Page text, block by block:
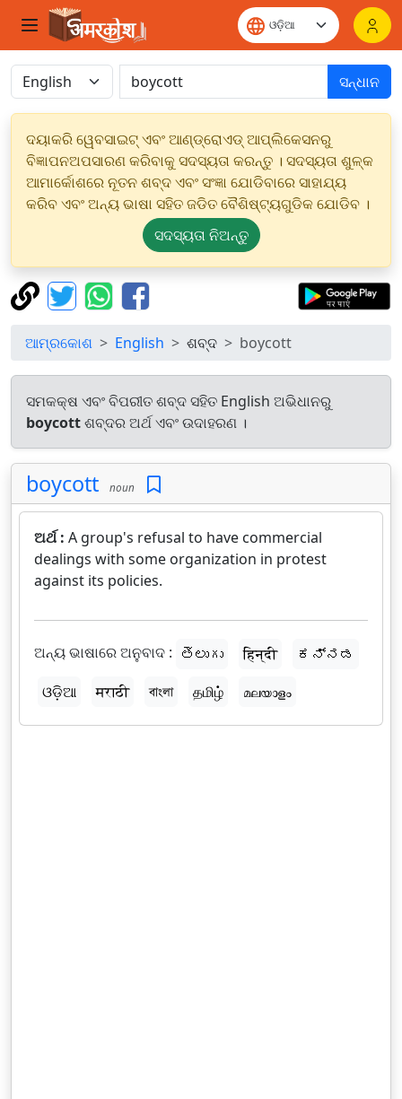
ସନ୍ଧାନ
ଦୟାକରି ୱେବସାଇଟ୍ ଏବଂ ଆଣ୍ଡ୍ରୋଏଡ୍ ଆପ୍ଲିକେସନରୁ
ବିଜ୍ଞାପନଅପସାରଣ କରିବାକୁ ସଦସ୍ୟତା କରନ୍ତୁ । ସଦସ୍ୟତା ଶୁଳ୍କ
ଆମାର୍କୋଶରେ ନୂତନ ଶବ୍ଦ ଏବଂ ସଂଜ୍ଞା ଯୋଡିବାରେ ସାହାଯ୍ୟ
କରିବ ଏବଂ ଅନ୍ୟ ଭାଷା ସହିତ ଜଡିତ ବୈଶିଷ୍ଟ୍ୟଗୁଡିକ ଯୋଡିବ ।
ସଦସ୍ୟତା ନିଅନ୍ତୁ
ଆମ୍ରକୋଶ English ଶବ୍ଦ boycott
ସମକକ୍ଷ ଏବଂ ବିପରୀତ ଶବ୍ଦ ସହିତ English ଅଭିଧାନରୁ
boycottଶବ୍ଦର ଅର୍ଥ ଏବଂ ଉଦାହରଣ ।
boycott noun
ଅର୍ଥ : A group's refusal to have commercial
dealings with some organization in protest
against its policies.
ଅନ୍ୟ ଭାଷାରେ ଅନୁବାଦ : తెలుగు हिन्दी
ಕನ್ನಡ
ଓଡ଼ିଆ
मराठी বাংলা தமிழ் മലയാളം